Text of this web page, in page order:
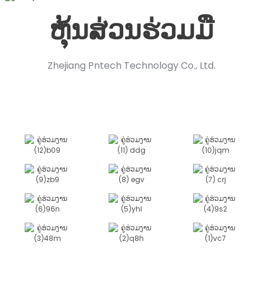
ຫຸ້ນສ່ວນຮ່ວມມື
Zhejiang Pntech Technology Co., Ltd.